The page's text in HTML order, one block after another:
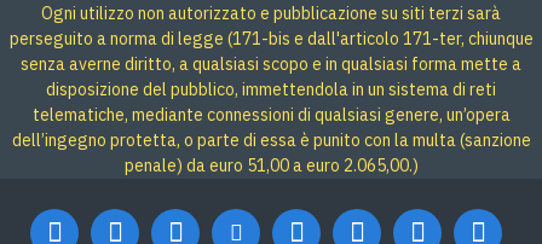
Ogni utilizzo non autorizzato e pubblicazione su siti terzi sarà
perseguito a norma di legge (171-bis e dall'articolo 171-ter, chiunque
senza averne diritto, a qualsiasi scopo e in qualsiasi forma mette a
disposizione del pubblico, immettendola in un sistema di reti
telematiche, mediante connessioni di qualsiasi genere, un’opera
dell’ingegno protetta, o parte di essa è punito con la multa (sanzione
penale) da euro 51,00 a euro 2.065,00.)